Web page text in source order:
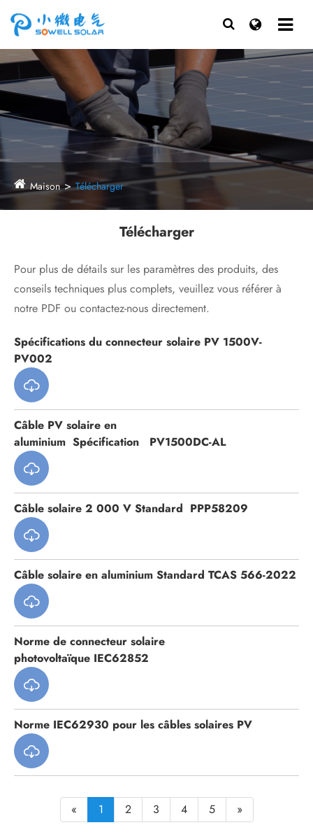
Maison Télécharger
Télécharger
Pour plus de détails sur les paramètres des produits, des
conseils techniques plus complets, veuillez vous référer à
notre PDF ou contactez-nous directement.
Spécifications du connecteur solaire PV 1500V-
PV002

Câble PV solaire en
aluminium Spécification PV1500DC-AL

Câble solaire 2 000 V Standard PPP58209

Câble solaire en aluminium Standard TCAS 566-2022

Norme de connecteur solaire
photovoltaïque IEC62852

Norme IEC62930 pour les câbles solaires PV

« 1 2 3 4 5 »